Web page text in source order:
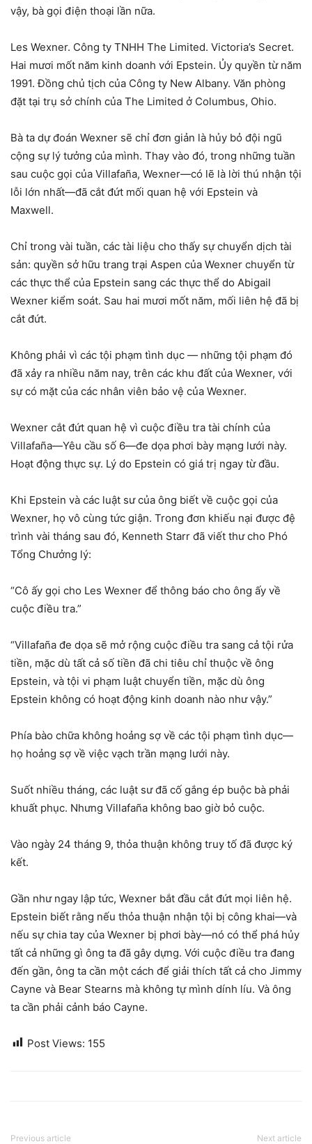
vậy, bà gọi điện thoại lần nữa.
Les Wexner. Công ty TNHH The Limited. Victoria’s Secret.
Hai mươi mốt năm kinh doanh với Epstein. Ủy quyền từ năm
1991. Đồng chủ tịch của Công ty New Albany. Văn phòng
đặt tại trụ sở chính của The Limited ở Columbus, Ohio.
Bà ta dự đoán Wexner sẽ chỉ đơn giản là hủy bỏ đội ngũ
cộng sự lý tưởng của mình. Thay vào đó, trong những tuần
sau cuộc gọi của Villafaña, Wexner—có lẽ là lời thú nhận tội
lỗi lớn nhất—đã cắt đứt mối quan hệ với Epstein và
Maxwell.
Chỉ trong vài tuần, các tài liệu cho thấy sự chuyển dịch tài
sản: quyền sở hữu trang trại Aspen của Wexner chuyển từ
các thực thể của Epstein sang các thực thể do Abigail
Wexner kiểm soát. Sau hai mươi mốt năm, mối liên hệ đã bị
cắt đứt.
Không phải vì các tội phạm tình dục — những tội phạm đó
đã xảy ra nhiều năm nay, trên các khu đất của Wexner, với
sự có mặt của các nhân viên bảo vệ của Wexner.
Wexner cắt đứt quan hệ vì cuộc điều tra tài chính của
Villafaña—Yêu cầu số 6—đe dọa phơi bày mạng lưới này.
Hoạt động thực sự. Lý do Epstein có giá trị ngay từ đầu.
Khi Epstein và các luật sư của ông biết về cuộc gọi của
Wexner, họ vô cùng tức giận. Trong đơn khiếu nại được đệ
trình vài tháng sau đó, Kenneth Starr đã viết thư cho Phó
Tổng Chưởng lý:
“Cô ấy gọi cho Les Wexner để thông báo cho ông ấy về
cuộc điều tra.”
“Villafaña đe dọa sẽ mở rộng cuộc điều tra sang cả tội rửa
tiền, mặc dù tất cả số tiền đã chi tiêu chỉ thuộc về ông
Epstein, và tội vi phạm luật chuyển tiền, mặc dù ông
Epstein không có hoạt động kinh doanh nào như vậy.”
Phía bào chữa không hoảng sợ về các tội phạm tình dục—
họ hoảng sợ về việc vạch trần mạng lưới này.
Suốt nhiều tháng, các luật sư đã cố gắng ép buộc bà phải
khuất phục. Nhưng Villafaña không bao giờ bỏ cuộc.
Vào ngày 24 tháng 9, thỏa thuận không truy tố đã được ký
kết.
Gần như ngay lập tức, Wexner bắt đầu cắt đứt mọi liên hệ.
Epstein biết rằng nếu thỏa thuận nhận tội bị công khai—và
nếu sự chia tay của Wexner bị phơi bày—nó có thể phá hủy
tất cả những gì ông ta đã gây dựng. Với cuộc điều tra đang
đến gần, ông ta cần một cách để giải thích tất cả cho Jimmy
Cayne và Bear Stearns mà không tự mình dính líu. Và ông
ta cần phải cảnh báo Cayne.
Post Views: 155
Previous article Next article